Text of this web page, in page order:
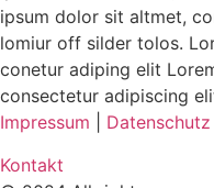
ipsum dolor sit altmet,
lomiur off silder tolos.
conetur adiping elit
consectetur adipiscing
Impressum
Datenschutz
Kontakt